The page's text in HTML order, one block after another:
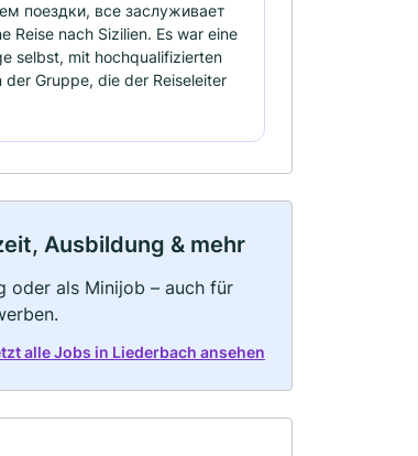
поездки, все заслуживает
nach Sizilien. Es war eine
selbst, mit hochqualifizierten
Gruppe, die der Reiseleiter
Ausbildung & mehr
oder als Minijob – auch für
alle Jobs in Liederbach ansehen